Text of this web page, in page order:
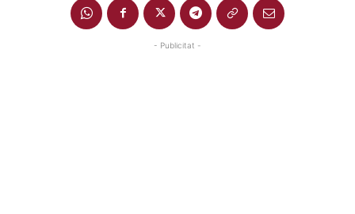
- Publicitat -